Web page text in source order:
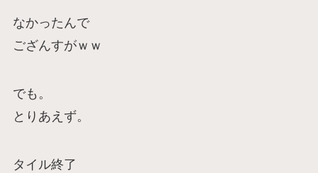
なかったんで
ござんすがｗｗ
でも。
とりあえず。
タイル終了